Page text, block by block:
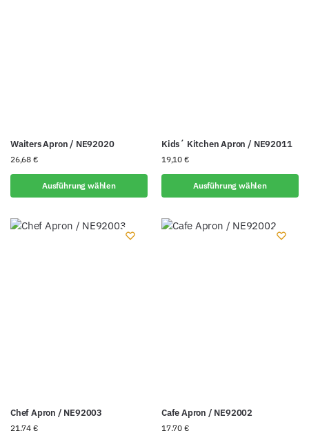
Waiters Apron / NE92020
26,68 €
Ausführung wählen
Kids´ Kitchen Apron / NE92011
19,10 €
Ausführung wählen
Chef Apron / NE92003
21,74 €
Cafe Apron / NE92002
17,70 €